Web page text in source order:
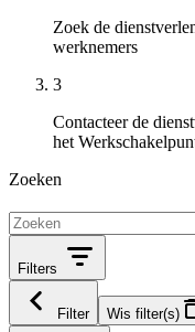
Zoek de
werknemers
3
Contacteer de
het
Zoeken
Filters
Filter Wis filter(s)